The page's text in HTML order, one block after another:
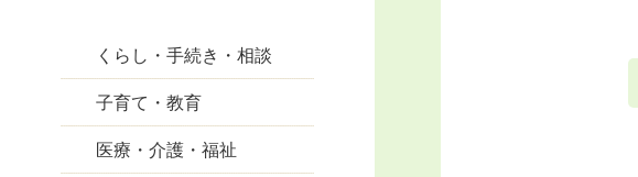
くらし・手続き・相談
子育て・教育
医療・介護・福祉